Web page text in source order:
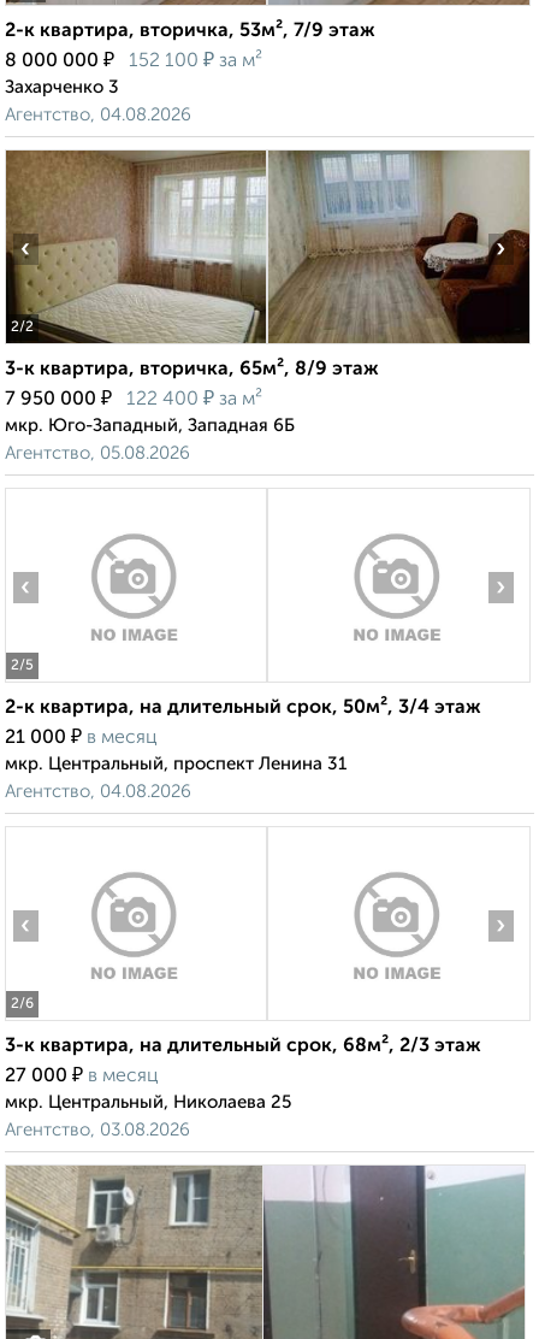
2-к квартира, вторичка, 53м², 7/9 этаж
8 000 000 ₽ 152 100 ₽ за м²
Захарченко 3
Агентство, 04.08.2026
2/2
‹ ›
3-к квартира, вторичка, 65м², 8/9 этаж
7 950 000 ₽ 122 400 ₽ за м²
мкр. Юго-Западный, Западная 6Б
Агентство, 05.08.2026
2/5
‹ ›
2-к квартира, на длительный срок, 50м², 3/4 этаж
21 000 ₽ в месяц
мкр. Центральный, проспект Ленина 31
Агентство, 04.08.2026
2/6
‹ ›
3-к квартира, на длительный срок, 68м², 2/3 этаж
27 000 ₽ в месяц
мкр. Центральный, Николаева 25
Агентство, 03.08.2026